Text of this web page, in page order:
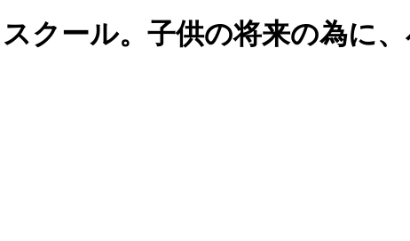
クール。子供の将来の為に